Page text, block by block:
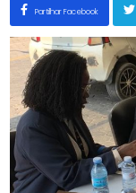
Partilhar Facebook